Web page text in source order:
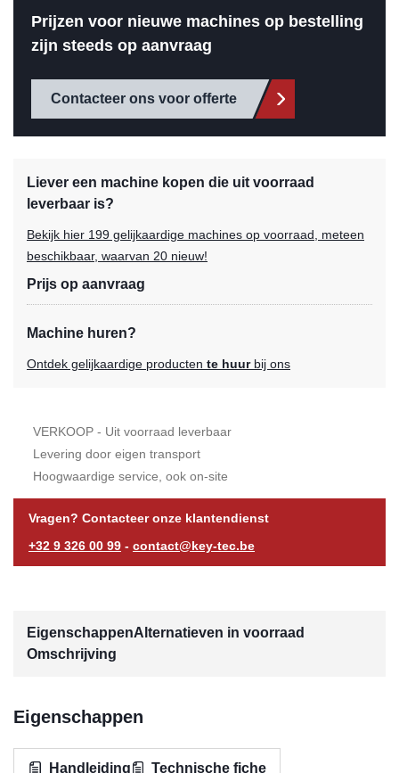
Prijzen voor nieuwe machines op bestelling
zijn steeds op aanvraag
Contacteer ons voor offerte
Liever een machine kopen die uit voorraad
leverbaar is?
Bekijk hier 199 gelijkaardige machines op voorraad, meteen
beschikbaar, waarvan 20 nieuw!
Prijs op aanvraag
Machine huren?
Ontdek gelijkaardige producten te huurbij ons
VERKOOP - Uit voorraad leverbaar
Levering door eigen transport
Hoogwaardige service, ook on-site
Vragen? Contacteer onze klantendienst
+32 9 326 00 99 - contact@key-tec.be
EigenschappenAlternatieven in voorraad
Omschrijving
Eigenschappen
Handleiding Technische fiche